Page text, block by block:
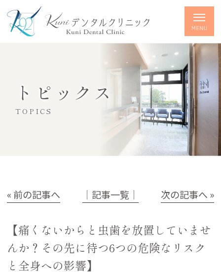
トピックス
TOPICS
« 前の記事へ │記事一覧│ 次の記事へ »
【痛くないからと虫歯を放置していませ
んか？その先に待つ6つの危険なリスク
と全身への影響】